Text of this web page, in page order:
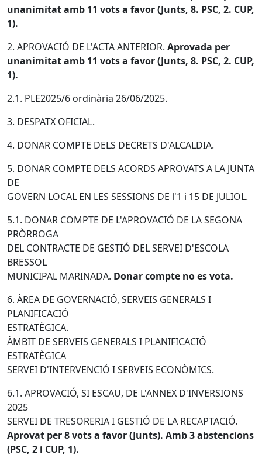
unanimitat amb 11 vots a favor (Junts, 8. PSC, 2. CUP,
1).
2. APROVACIÓ DE L'ACTA ANTERIOR. Aprovada per
unanimitat amb 11 vots a favor (Junts, 8. PSC, 2. CUP,
1).
2.1. PLE2025/6 ordinària 26/06/2025.
3. DESPATX OFICIAL.
4. DONAR COMPTE DELS DECRETS D'ALCALDIA.
5. DONAR COMPTE DELS ACORDS APROVATS A LA JUNTA
DE
GOVERN LOCAL EN LES SESSIONS DE l'1 i 15 DE JULIOL.
5.1. DONAR COMPTE DE L'APROVACIÓ DE LA SEGONA
PRÒRROGA
DEL CONTRACTE DE GESTIÓ DEL SERVEI D'ESCOLA
BRESSOL
MUNICIPAL MARINADA. Donar compte no es vota.
6. ÀREA DE GOVERNACIÓ, SERVEIS GENERALS I
PLANIFICACIÓ
ESTRATÈGICA.
ÀMBIT DE SERVEIS GENERALS I PLANIFICACIÓ
ESTRATÈGICA
SERVEI D'INTERVENCIÓ I SERVEIS ECONÒMICS.
6.1. APROVACIÓ, SI ESCAU, DE L'ANNEX D'INVERSIONS
2025
SERVEI DE TRESORERIA I GESTIÓ DE LA RECAPTACIÓ.
Aprovat per 8 vots a favor (Junts). Amb 3 abstencions
(PSC, 2 i CUP, 1).